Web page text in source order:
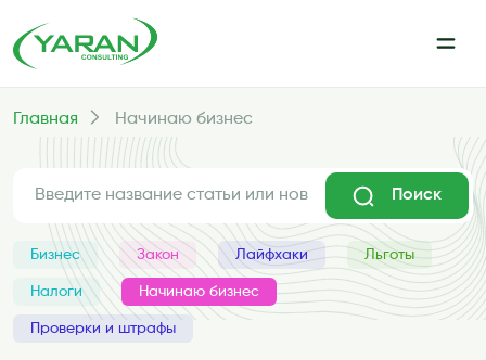
Главная Начинаю бизнес
Поиск
Бизнес Закон Лайфхаки Льготы
Налоги Начинаю бизнес
Проверки и штрафы